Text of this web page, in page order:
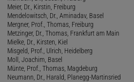
Meier, Dr., Kirstin, Freiburg
Mendelowitsch, Dr., Aminadav, Basel
Mergner, Prof., Thomas, Freiburg
Metzinger, Dr., Thomas, Frankfurt am Main
Mielke, Dr., Kirsten, Kiel
Misgeld, Prof., Ulrich, Heidelberg
Moll, Joachim, Basel
Münte, Prof., Thomas, Magdeburg
Neumann, Dr., Harald, Planegg-Martinsried